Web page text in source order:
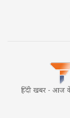
हिंदी खबर - आज